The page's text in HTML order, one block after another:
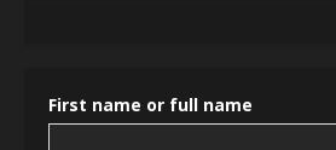
First name or full name